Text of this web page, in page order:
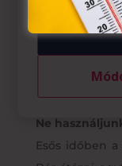
fog,
rétegeket
Ne
Esős időben